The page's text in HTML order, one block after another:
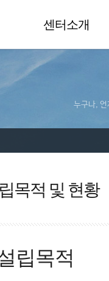
센터소개
누구나, 언
목적 및 현황
립목적